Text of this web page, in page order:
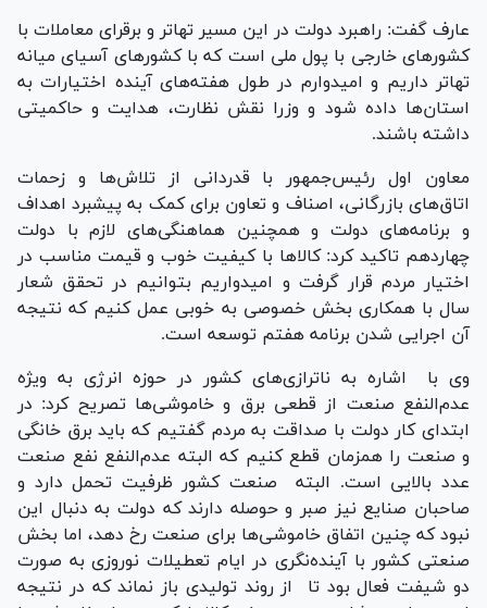
عارف گفت: راهبرد دولت در این مسیر تهاتر و برقرای معاملات با
کشور‌های خارجی با پول ملی است که با کشور‌های آسیای میانه
تهاتر داریم و امیدوارم در طول هفته‌های آینده اختیارات به
استان‌ها داده شود و وزرا نقش نظارت، هدایت و حاکمیتی
داشته باشند.
معاون اول رئیس‌جمهور با قدردانی از تلاش‌ها و زحمات
اتاق‌های بازرگانی، اصناف و تعاون برای کمک به پیشبرد اهداف
و برنامه‌های دولت و همچنین هماهنگی‌های لازم با دولت
چهاردهم تاکید کرد: کالا‌ها با کیفیت خوب و قیمت مناسب در
اختیار مردم قرار گرفت و امیدواریم بتوانیم در تحقق شعار
سال با همکاری بخش خصوصی به خوبی عمل کنیم که نتیجه
آن اجرایی شدن برنامه هفتم توسعه است.
وی با اشاره به ناترازی‌های کشور در حوزه انرژی به ویژه
عدم‌النفع صنعت از قطعی برق و خاموشی‌ها تصریح کرد: در
ابتدای کار دولت با صداقت به مردم گفتیم که باید برق خانگی
و صنعت را همزمان قطع کنیم که البته عدم‌النفع نفع صنعت
عدد بالایی است. البته صنعت کشور ظرفیت تحمل دارد و
صاحبان صنایع نیز صبر و حوصله دارند که دولت به دنبال این
نبود که چنین اتفاق خاموشی‌ها برای صنعت رخ دهد، اما بخش
صنعتی کشور با آینده‌نگری در ایام تعطیلات نوروزی به صورت
دو شیفت فعال بود تا از روند تولیدی باز نماند که در نتیجه